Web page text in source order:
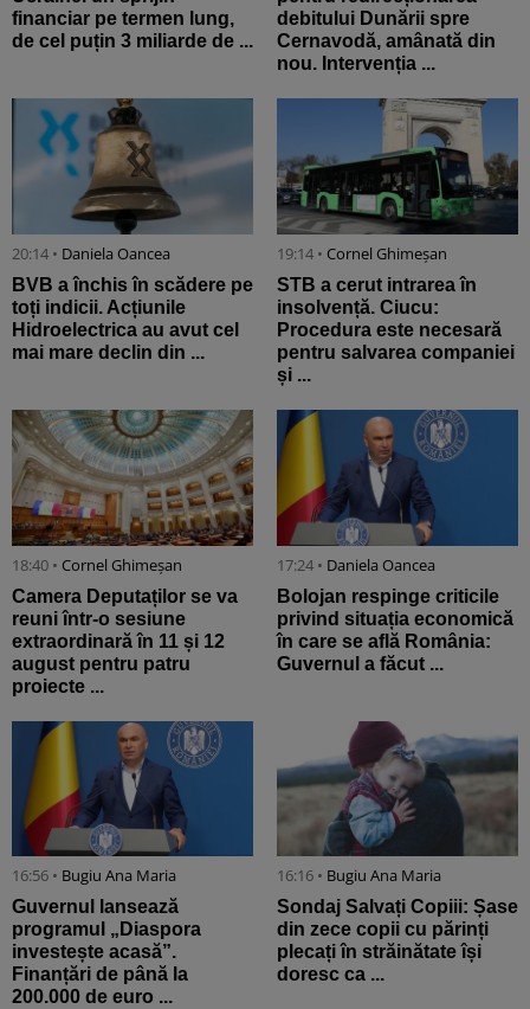
financiar pe termen lung,
de cel puțin 3 miliarde de ...
debitului Dunării spre
Cernavodă, amânată din
nou. Intervenția ...
20:14 • Daniela Oancea
BVB a închis în scădere pe
toți indicii. Acțiunile
Hidroelectrica au avut cel
mai mare declin din ...
19:14 • Cornel Ghimeșan
STB a cerut intrarea în
insolvență. Ciucu:
Procedura este necesară
pentru salvarea companiei
și ...
18:40 • Cornel Ghimeșan
Camera Deputaților se va
reuni într-o sesiune
extraordinară în 11 și 12
august pentru patru
proiecte ...
17:24 • Daniela Oancea
Bolojan respinge criticile
privind situația economică
în care se află România:
Guvernul a făcut ...
16:56 • Bugiu ⁠Ana Maria
Guvernul lansează
programul „Diaspora
investește acasă”.
Finanțări de până la
200.000 de euro ...
16:16 • Bugiu ⁠Ana Maria
Sondaj Salvați Copiii: Șase
din zece copii cu părinți
plecați în străinătate își
doresc ca ...